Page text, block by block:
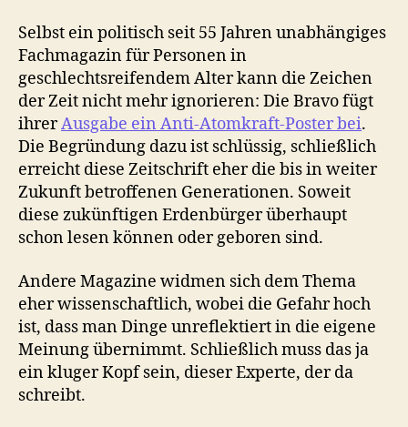
auf
Mehr
AKWs
für
Deutschland
Selbst ein politisch seit 55 Jahren unabhängiges
Fachmagazin für Personen in
geschlechtsreifendem Alter kann die Zeichen
der Zeit nicht mehr ignorieren: Die Bravo fügt
ihrerAusgabe ein Anti-Atomkraft-Poster bei.
Die Begründung dazu ist schlüssig, schließlich
erreicht diese Zeitschrift eher die bis in weiter
Zukunft betroffenen Generationen. Soweit
diese zukünftigen Erdenbürger überhaupt
schon lesen können oder geboren sind.
Andere Magazine widmen sich dem Thema
eher wissenschaftlich, wobei die Gefahr hoch
ist, dass man Dinge unreflektiert in die eigene
Meinung übernimmt. Schließlich muss das ja
ein kluger Kopf sein, dieser Experte, der da
schreibt.